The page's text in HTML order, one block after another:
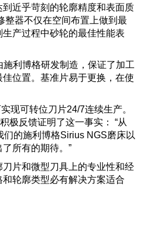
近乎苛刻的轮廓精度和表面质
整器不仅在空间布置上做到最
产过程中砂轮的最佳性能表
利博格研发制造，保证了加工
位置。基准片易于更换，在使
现可转位刀片24/7连续生产。
极反馈证明了这一事实： “从
的施利博格Sirius NGS磨床以
所有的期待。”
片和微型刀具上的专业性和经
轮廓类型必有解决方案适合